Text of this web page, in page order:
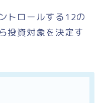
トロールする12の
投資対象を決定す